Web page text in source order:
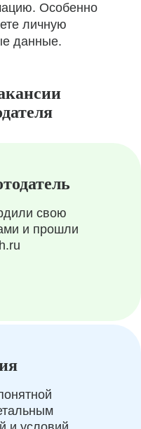
Особенно
личную
данные.
свою
и прошли